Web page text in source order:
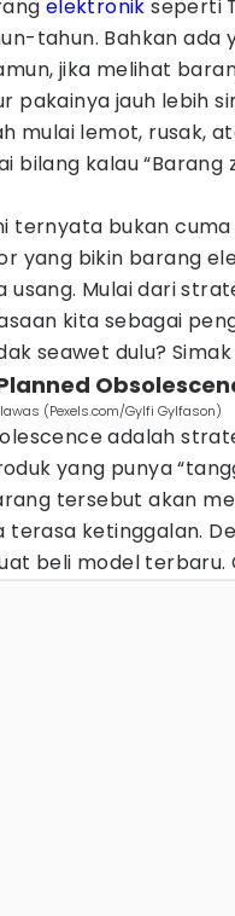
elektronik seperti
tahun. Bahkan ada
jika melihat
pakainya jauh lebih
mulai lemot, rusak,
bilang kalau
ternyata bukan
yang bikin barang
Mulai dari
kita sebagai
seawet dulu?
(Pexels.com/Gylfi Gylfason)
adalah
yang punya
tersebut akan
terasa ketinggalan.
beli model terbaru.